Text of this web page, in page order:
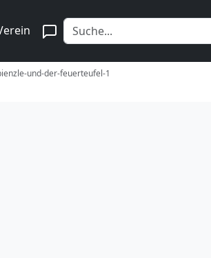
und-der-feuerteufel-1